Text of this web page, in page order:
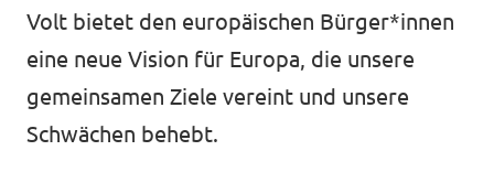
Volt DUS Hochschulgruppe
Deine Spende für Volt!
Volt bietet den europäischen Bürger*innen
eine neue Vision für Europa, die unsere
gemeinsamen Ziele vereint und unsere
Schwächen behebt.